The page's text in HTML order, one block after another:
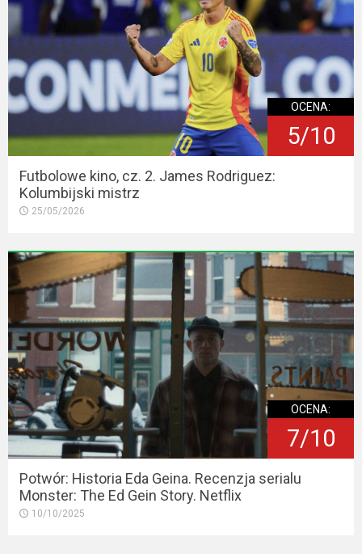
OCENA:
5/10
Futbolowe kino, cz. 2. James Rodriguez:
Kolumbijski mistrz
25/05/2026
OCENA:
7/10
Potwór: Historia Eda Geina. Recenzja serialu
Monster: The Ed Gein Story. Netflix
10/10/2025